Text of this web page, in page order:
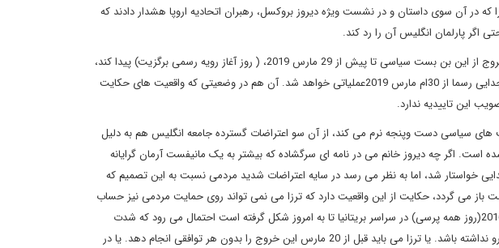
که در آن سوی داستان و در نشست ویژه دیروز بروکسل، رهبران اتحادیه اروپا هشدار دادند که
اگر پارلمان انگلیس آن را رد کند.
در سایه این شرایط دولت ترزا می باید در 4 ماه آینده راهی برای خروج از این بن بست سیاسی تا پیش از 29 مارس 2019، ( روز آغاز رویه رسمی برگزیت) پیدا کند،
چون با تصویب تاییدیه بعد از رای انگلستان در پارلمان اروپا، این جدایی رسما از 30ام مارس 2019عملیاتی خواهد شد. آن هم در وضعیتی که واقعیت های حکایت
این تاییدیه ندارد.
سیاسی دست وپنجه نرم می کند، از آن سو اعتراضات گسترده جامعه انگلیس هم به دلیل
است. اگر چه دیروز خانم می در نامه ای سرگشاده که بیشتر به یک مانیفست آرمان گرایانه
خواستار شد، اما به نظر می رسد در سایه اعتراضات شدید مردمی نسبت به این تصمیم که
می گردد، حکایت از این واقعیت دارد که ترزا می نمی تواند روی حمایت مردمی نیز حساب
جدی باز کند. با توجه به تظاهرات های گسترده ای که از 23 ژوئن 2016(روز همه پرسی) در سراسر بریتانیا تا به امروز شکل گرفته است احتمال می رود که شدت
مخالفت های مردمی هم به حدی برسد که دولت چند گزینه پیش رو نداشته باشد. یا ترزا می باید قبل از 20 مارس این خروج را بدون هر توافقی انجام دهد. یا در